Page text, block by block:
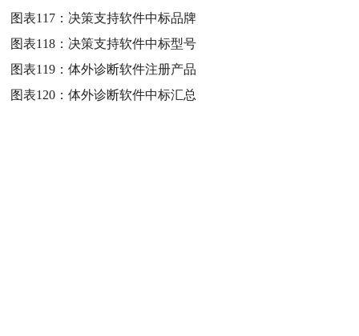
图表117： 决策支持软件中标品牌
图表118： 决策支持软件中标型号
图表119：体外诊断软件注册产品
图表120：体外诊断软件中标汇总